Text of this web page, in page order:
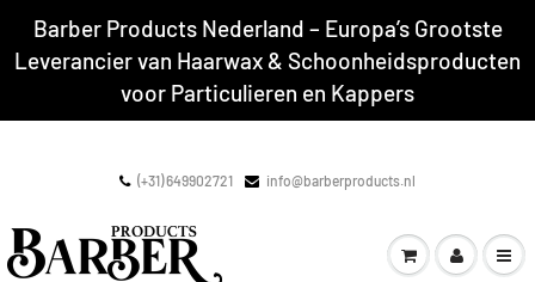
Barber Products Nederland – Europa’s Grootste
Leverancier van Haarwax & Schoonheidsproducten
voor Particulieren en Kappers
(+31) 649902721 info@barberproducts.nl